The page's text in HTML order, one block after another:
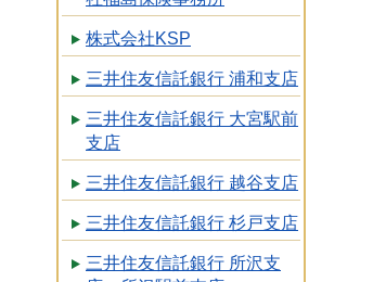
株式会社KSP
三井住友信託銀行 浦和支店
三井住友信託銀行 大宮駅前
支店
三井住友信託銀行 越谷支店
三井住友信託銀行 杉戸支店
三井住友信託銀行 所沢支